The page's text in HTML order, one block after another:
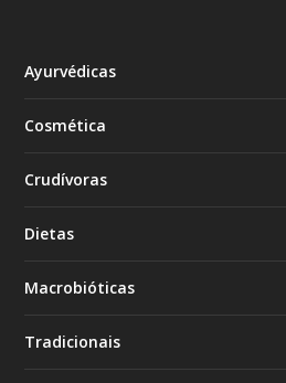
Ayurvédicas
Cosmética
Crudívoras
Dietas
Macrobióticas
Tradicionais